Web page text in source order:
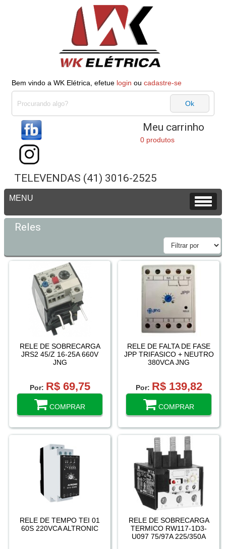
Bem vindo a WK Elétrica, efetue login ou cadastre-se
Meu carrinho
0 produtos
TELEVENDAS (41) 3016-2525
Reles
RELE DE SOBRECARGA
JRS2 45/Z 16-25A 660V
JNG
Por: R$ 69,75
COMPRAR
RELE DE FALTA DE FASE
JPP TRIFASICO + NEUTRO
380VCA JNG
Por: R$ 139,82
COMPRAR
RELE DE TEMPO TEI 01
60S 220VCA ALTRONIC
RELE DE SOBRECARGA
TERMICO RW117-1D3-
U097 75/97A 225/350A